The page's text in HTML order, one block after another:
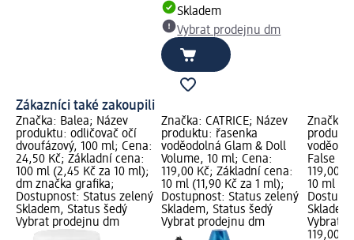
Skladem
Vybrat prodejnu dm
Zákazníci také zakoupili
Značka: Balea; Název
produktu: odličovač očí
dvoufázový, 100 ml; Cena:
24,50 Kč; Základní cena:
100 ml (2,45 Kč za 10 ml);
dm značka grafika;
Dostupnost: Status zelený
Skladem, Status šedý
Vybrat prodejnu dm
Značka: CATRICE; Název
produktu: řasenka
voděodolná Glam & Doll
Volume, 10 ml; Cena:
119,00 Kč; Základní cena:
10 ml (11,90 Kč za 1 ml);
Dostupnost: Status zelený
Skladem, Status šedý
Vybrat prodejnu dm
Značka:
False
119,00
10 ml
Vybrat
119,00